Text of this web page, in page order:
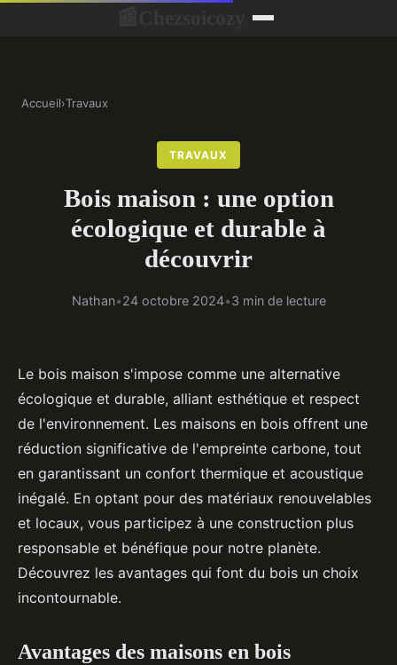
Accueil›Travaux
TRAVAUX
Bois maison : une option
écologique et durable à
découvrir
Nathan•24 octobre 2024•3 min de lecture
Le bois maison s'impose comme une alternative
écologique et durable, alliant esthétique et respect
de l'environnement. Les maisons en bois offrent une
réduction significative de l'empreinte carbone, tout
en garantissant un confort thermique et acoustique
inégalé. En optant pour des matériaux renouvelables
et locaux, vous participez à une construction plus
responsable et bénéfique pour notre planète.
Découvrez les avantages qui font du bois un choix
incontournable.
Avantages des maisons en bois